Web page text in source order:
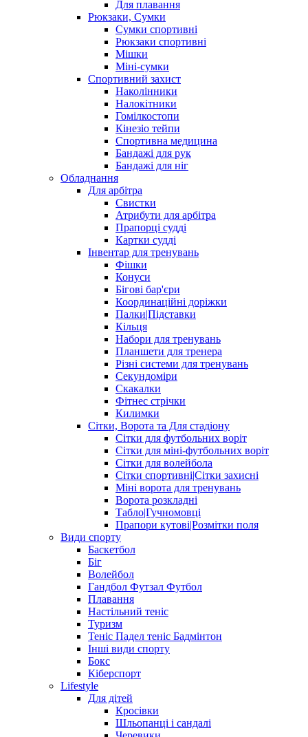
Для плавання
Рюкзаки, Сумки
Сумки спортивні
Рюкзаки спортивні
Мішки
Міні-сумки
Спортивний захист
Наколінники
Налокітники
Гомілкостопи
Кінезіо тейпи
Спортивна медицина
Бандажі для рук
Бандажі для ніг
Обладнання
Для арбітра
Свистки
Атрибути для арбітра
Прапорці судді
Картки судді
Інвентар для тренувань
Фішки
Конуси
Бігові бар'єри
Координаційні доріжки
Палки|Підставки
Кільця
Набори для тренувань
Планшети для тренера
Різні системи для тренувань
Секундоміри
Скакалки
Фітнес стрічки
Килимки
Сітки, Ворота та Для стадіону
Сітки для футбольних воріт
Сітки для міні-футбольних воріт
Сітки для волейбола
Сітки спортивні|Cітки захисні
Міні ворота для тренувань
Ворота розкладні
Табло|Гучномовці
Прапори кутові|Розмітки поля
Види спорту
Баскетбол
Біг
Волейбол
Гандбол Футзал Футбол
Плавання
Настільний теніс
Туризм
Теніс Падел теніс Бадмінтон
Інші види спорту
Бокс
Кіберспорт
Lifestyle
Для дітей
Кросівки
Шльопанці і сандалі